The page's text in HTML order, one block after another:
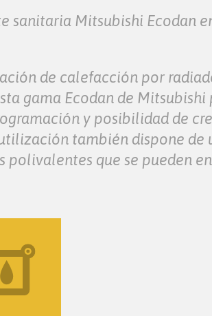
Mitsubishi Ecodan
de calefacción por
gama Ecodan de
y posibilidad de
también dispone de
que se pueden